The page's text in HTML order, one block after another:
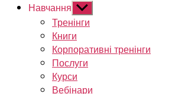
Навчання Показати
підменю
Тренінги
Книги
Корпоративні тренінги
Послуги
Курси
Вебінари